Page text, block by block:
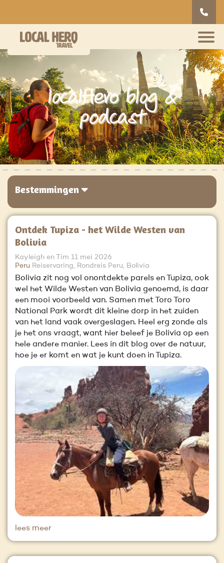
localHero blog &
podcast
Bestemmingen
Ontdek Tupiza - het Wilde Westen van
Bolivia
Kayleigh en Tim 11 mei 2026
Peru Reiservaring, Rondreis Peru, Bolivia
Bolivia zit nog vol onontdekte parels en Tupiza, ook
wel het Wilde Westen van Bolivia genoemd, is daar
een mooi voorbeeld van. Samen met Toro Toro
National Park wordt dit kleine dorp in het zuiden
van het land vaak overgeslagen. Heel erg zonde als
je het ons vraagt, want hier beleef je Bolivia op een
hele andere manier. Lees in dit blog over de natuur,
hoe je er komt en wat je kunt doen in Tupiza.
lees meer